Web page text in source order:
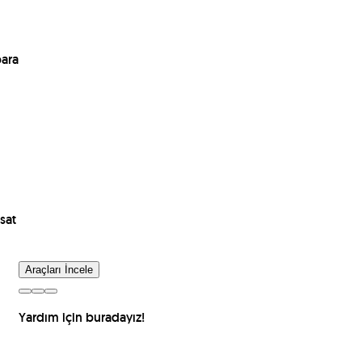
Araçları İncele
Yardım için buradayız!